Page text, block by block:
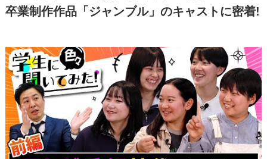
卒業制作作品「ジャンブル」のキャストに密着!